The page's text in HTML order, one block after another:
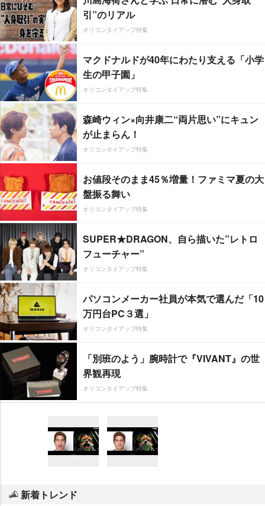
引”のリアル
オリコンタイアップ特集
マクドナルドが40年にわたり支える「小学
生の甲子園」
オリコンタイアップ特集
森崎ウィン×向井康二“両片思い”にキュン
が止まらん！
オリコンタイアップ特集
お値段そのまま45％増量！ファミマ夏の大
盤振る舞い
オリコンタイアップ特集
SUPER★DRAGON、自ら描いた”レトロ
フューチャー”
オリコンタイアップ特集
パソコンメーカー社員が本気で選んだ「10
万円台PC３選」
オリコンタイアップ特集
「別班のよう」腕時計で『VIVANT』の世
界観再現
オリコンタイアップ特集
新着トレンド